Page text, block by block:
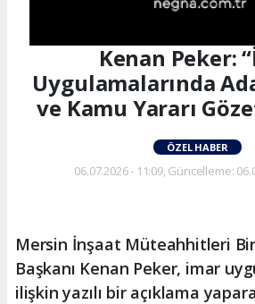
Kenan Peker:
Uygulamalarında
ve Kamu Yararı
ÖZEL HABER
06.07.2026 - 11:09, Güncelleme:
Mersin İnşaat Müteahhitleri
Başkanı Kenan Peker, imar
ilişkin yazılı bir açıklama